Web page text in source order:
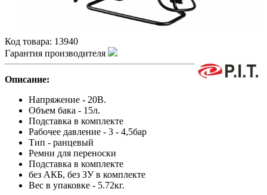
Код товара: 13940
Гарантия производителя
Описание:
Напряжение - 20В.
Объем бака - 15л.
Подставка в комплекте
Рабочее давление - 3 - 4,5бар
Тип - ранцевый
Ремни для переноски
Подставка в комплекте
без АКБ, без ЗУ в комплекте
Вес в упаковке - 5.72кг.